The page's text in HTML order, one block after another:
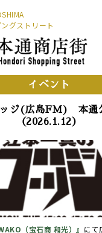
グストリート
イベント
ジ(広島FM) 本通
（2026.1.12）
（宝石商 和光） 』 にて